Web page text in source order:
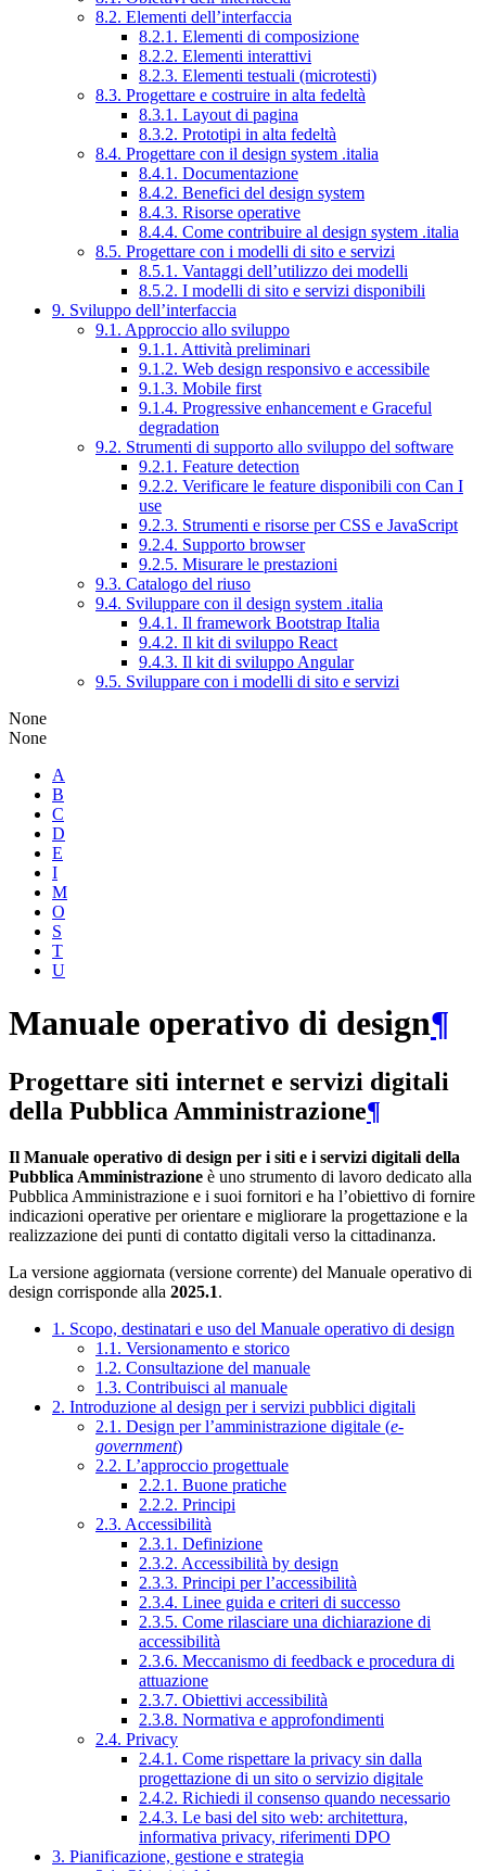
8.2. Elementi dell’interfaccia
8.2.1. Elementi di composizione
8.2.2. Elementi interattivi
8.2.3. Elementi testuali (microtesti)
8.3. Progettare e costruire in alta fedeltà
8.3.1. Layout di pagina
8.3.2. Prototipi in alta fedeltà
8.4. Progettare con il design system .italia
8.4.1. Documentazione
8.4.2. Benefici del design system
8.4.3. Risorse operative
8.4.4. Come contribuire al design system .italia
8.5. Progettare con i modelli di sito e servizi
8.5.1. Vantaggi dell’utilizzo dei modelli
8.5.2. I modelli di sito e servizi disponibili
9. Sviluppo dell’interfaccia
9.1. Approccio allo sviluppo
9.1.1. Attività preliminari
9.1.2. Web design responsivo e accessibile
9.1.3. Mobile first
9.1.4. Progressive enhancement e Graceful
degradation
9.2. Strumenti di supporto allo sviluppo del software
9.2.1. Feature detection
9.2.2. Verificare le feature disponibili con Can I
use
9.2.3. Strumenti e risorse per CSS e JavaScript
9.2.4. Supporto browser
9.2.5. Misurare le prestazioni
9.3. Catalogo del riuso
9.4. Sviluppare con il design system .italia
9.4.1. Il framework Bootstrap Italia
9.4.2. Il kit di sviluppo React
9.4.3. Il kit di sviluppo Angular
9.5. Sviluppare con i modelli di sito e servizi
None
None
A
B
C
D
E
I
M
O
S
T
U
Manuale operativo di design¶
Progettare siti internet e servizi digitali
della Pubblica Amministrazione¶
Il Manuale operativo di design per i siti e i servizi digitali della
Pubblica Amministrazione è uno strumento di lavoro dedicato alla
Pubblica Amministrazione e i suoi fornitori e ha l’obiettivo di fornire
indicazioni operative per orientare e migliorare la progettazione e la
realizzazione dei punti di contatto digitali verso la cittadinanza.
La versione aggiornata (versione corrente) del Manuale operativo di
design corrisponde alla 2025.1.
1. Scopo, destinatari e uso del Manuale operativo di design
1.1. Versionamento e storico
1.2. Consultazione del manuale
1.3. Contribuisci al manuale
2. Introduzione al design per i servizi pubblici digitali
2.1. Design per l’amministrazione digitale (e-
government)
2.2. L’approccio progettuale
2.2.1. Buone pratiche
2.2.2. Principi
2.3. Accessibilità
2.3.1. Definizione
2.3.2. Accessibilità by design
2.3.3. Principi per l’accessibilità
2.3.4. Linee guida e criteri di successo
2.3.5. Come rilasciare una dichiarazione di
accessibilità
2.3.6. Meccanismo di feedback e procedura di
attuazione
2.3.7. Obiettivi accessibilità
2.3.8. Normativa e approfondimenti
2.4. Privacy
2.4.1. Come rispettare la privacy sin dalla
progettazione di un sito o servizio digitale
2.4.2. Richiedi il consenso quando necessario
2.4.3. Le basi del sito web: architettura,
informativa privacy, riferimenti DPO
3. Pianificazione, gestione e strategia